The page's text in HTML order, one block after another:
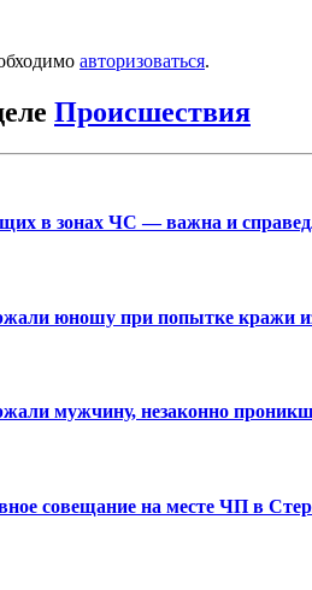
авторизоваться.
Происшествия
в зонах ЧС — важна и
юношу при попытке кражи
мужчину, незаконно
совещание на месте ЧП в